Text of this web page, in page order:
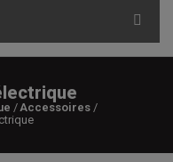
Accessoires